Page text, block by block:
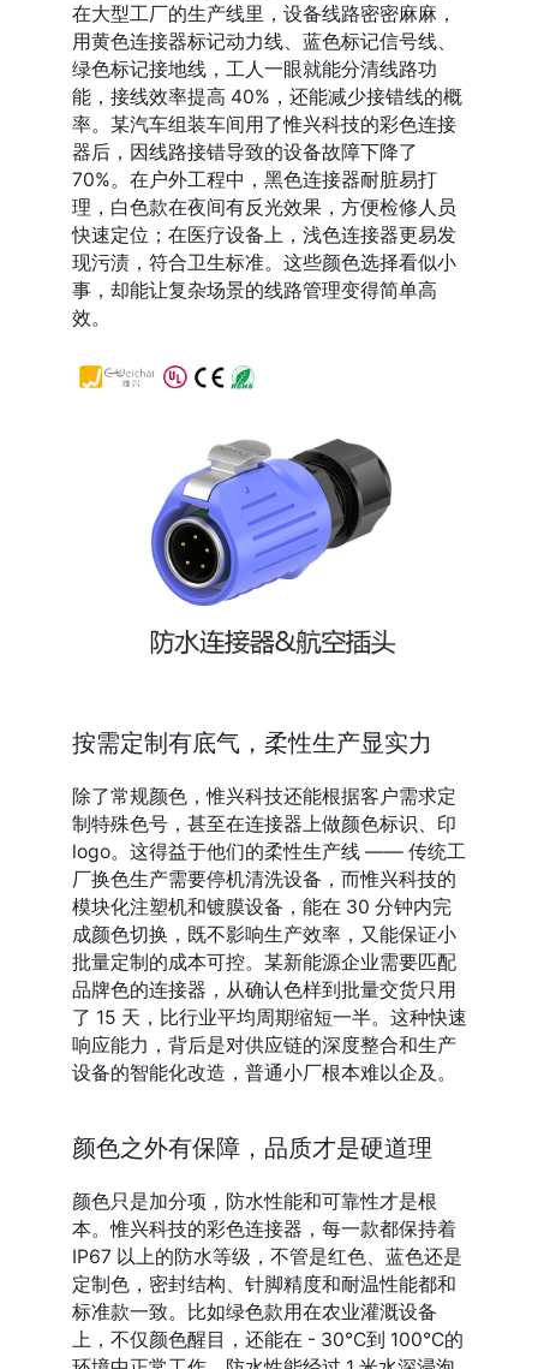
在大型工厂的生产线里，设备线路密密麻麻，
用黄色连接器标记动力线、蓝色标记信号线、
绿色标记接地线，工人一眼就能分清线路功
能，接线效率提高 40%，还能减少接错线的概
率。某汽车组装车间用了惟兴科技的彩色连接
器后，因线路接错导致的设备故障下降了
70%。在户外工程中，黑色连接器耐脏易打
理，白色款在夜间有反光效果，方便检修人员
快速定位；在医疗设备上，浅色连接器更易发
现污渍，符合卫生标准。这些颜色选择看似小
事，却能让复杂场景的线路管理变得简单高
效。
按需定制有底气，柔性生产显实力
除了常规颜色，惟兴科技还能根据客户需求定
制特殊色号，甚至在连接器上做颜色标识、印
logo。这得益于他们的柔性生产线 —— 传统工
厂换色生产需要停机清洗设备，而惟兴科技的
模块化注塑机和镀膜设备，能在 30 分钟内完
成颜色切换，既不影响生产效率，又能保证小
批量定制的成本可控。某新能源企业需要匹配
品牌色的连接器，从确认色样到批量交货只用
了 15 天，比行业平均周期缩短一半。这种快速
响应能力，背后是对供应链的深度整合和生产
设备的智能化改造，普通小厂根本难以企及。
颜色之外有保障，品质才是硬道理
颜色只是加分项，防水性能和可靠性才是根
本。惟兴科技的彩色连接器，每一款都保持着
IP67 以上的防水等级，不管是红色、蓝色还是
定制色，密封结构、针脚精度和耐温性能都和
标准款一致。比如绿色款用在农业灌溉设备
上，不仅颜色醒目，还能在 - 30℃到 100℃的